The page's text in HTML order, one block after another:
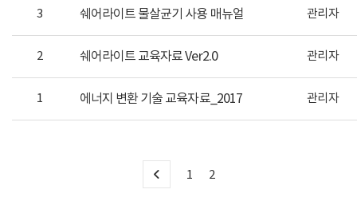
3 쉐어라이트 물살균기 사용 매뉴얼 관리자
2 쉐어라이트 교육자료 Ver2.0 관리자
1 에너지 변환 기술 교육자료_2017 관리자
1 2